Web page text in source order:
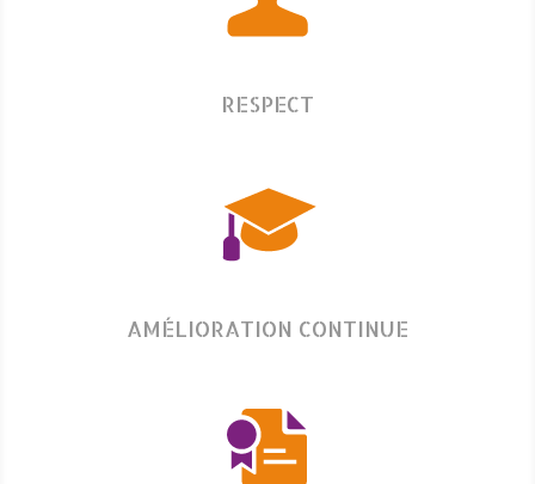
RESPECT
AMÉLIORATION CONTINUE